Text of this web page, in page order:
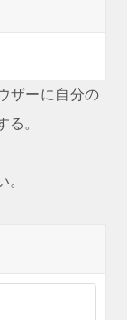
ザーに自分の
る。
。